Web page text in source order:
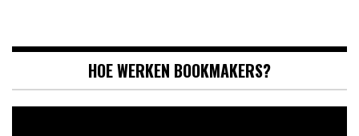
HOE WERKEN BOOKMAKERS?